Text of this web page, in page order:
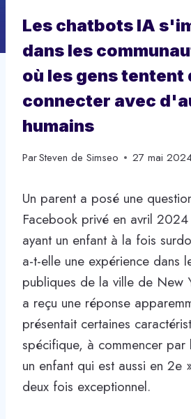
Les chatbots IA
dans les
où les gens tentent
connecter avec
humains
ParSteven de Simseo 27 mai
Un parent a posé une
Facebook privé en avril
ayant un enfant à la fois
a-t-elle une expérience dans
publiques de la ville de New
a reçu une réponse
présentait certaines
spécifique, à commencer par
un enfant qui est aussi en 2e
deux fois exceptionnel.